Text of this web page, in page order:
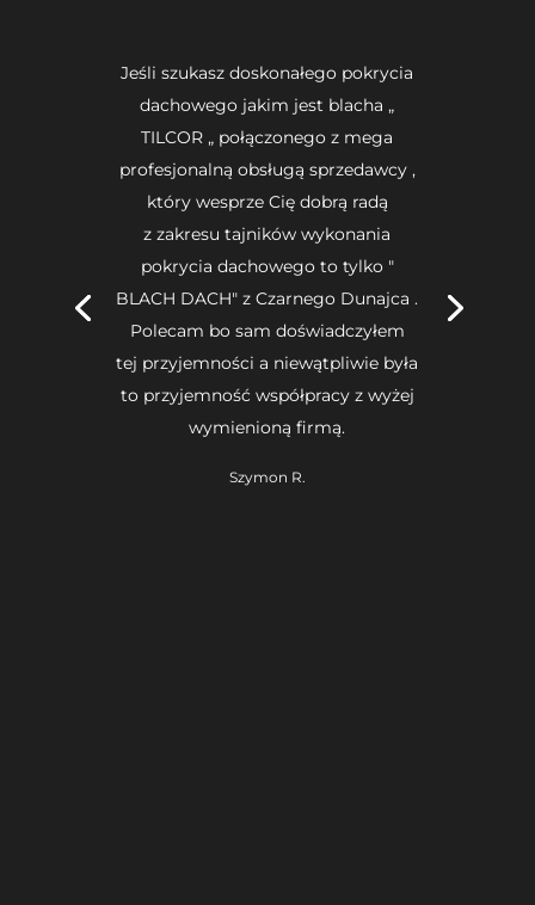
Jeśli szukasz doskonałego pokrycia
dachowego jakim jest blacha „
TILCOR „ połączonego z mega
profesjonalną obsługą sprzedawcy ,
który wesprze Cię dobrą radą
z zakresu tajników wykonania
pokrycia dachowego to tylko "
BLACH DACH" z Czarnego Dunajca .
Polecam bo sam doświadczyłem
tej przyjemności a niewątpliwie była
to przyjemność współpracy z wyżej
wymienioną firmą.
Szymon R.